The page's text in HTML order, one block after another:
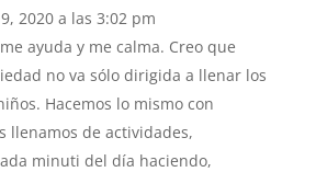
2020 a las 3:02 pm
ayuda y me calma. Creo que
no va sólo dirigida a llenar los
Hacemos lo mismo con
llenamos de actividades,
minuti del día haciendo,